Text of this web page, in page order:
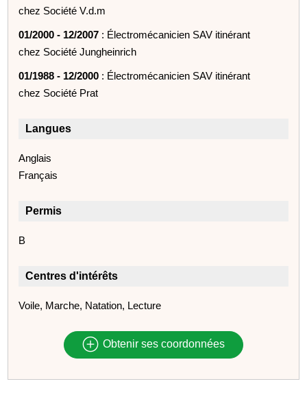
chez Société V.d.m
01/2000 - 12/2007 : Électromécanicien SAV itinérant
chez Société Jungheinrich
01/1988 - 12/2000 : Électromécanicien SAV itinérant
chez Société Prat
Langues
Anglais
Français
Permis
B
Centres d'intérêts
Voile, Marche, Natation, Lecture
Obtenir ses coordonnées